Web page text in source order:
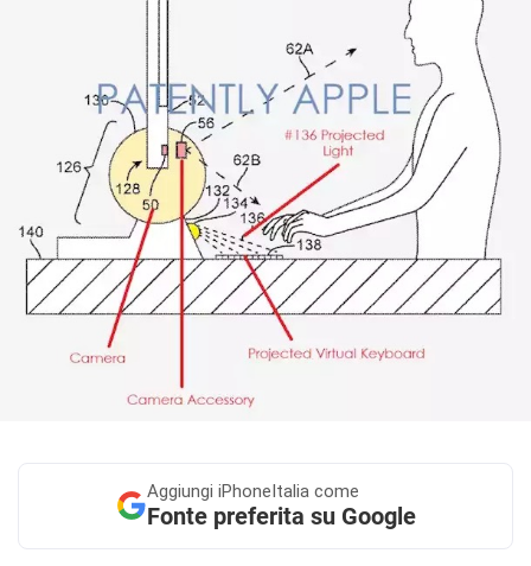
Aggiungi iPhoneItalia come
Fonte preferita su Google